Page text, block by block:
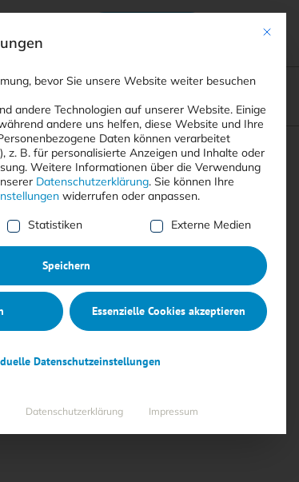
Suchen
Mit
bevor Sie unsere Website weiter besuchen
andere Technologien auf unserer Website. Einige
andere uns helfen, diese Website und Ihre
Daten können verarbeitet
z. B. für personalisierte Anzeigen und Inhalte oder
Weitere Informationen über die Verwendung
Datenschutzerklärung. Sie können Ihre
widerrufen oder anpassen.
Gruppen, für die eine Einwilligung
Statistiken Externe Medien
Speichern
Essenzielle Cookies akzeptieren
Datenschutzeinstellungen
Datenschutzerklärung Impressum